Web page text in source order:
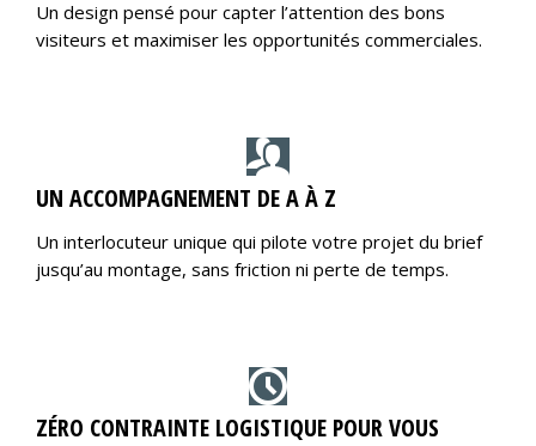
Un design pensé pour capter l’attention des bons
visiteurs et maximiser les opportunités commerciales.
UN ACCOMPAGNEMENT DE A À Z
Un interlocuteur unique qui pilote votre projet du brief
jusqu’au montage, sans friction ni perte de temps.
ZÉRO CONTRAINTE LOGISTIQUE POUR VOUS